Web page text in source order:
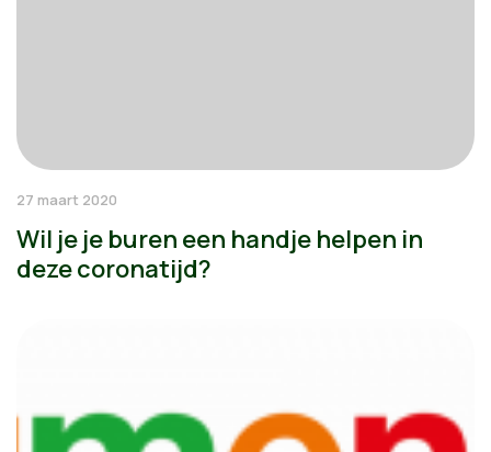
27 maart 2020
Wil je je buren een handje helpen in
deze coronatijd?